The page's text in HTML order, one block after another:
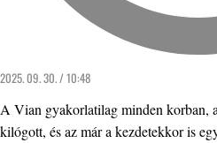
2025. 09. 30. / 10:48
A Vian gyakorlatilag minden korban,
kilógott, és az már a kezdetekkor is